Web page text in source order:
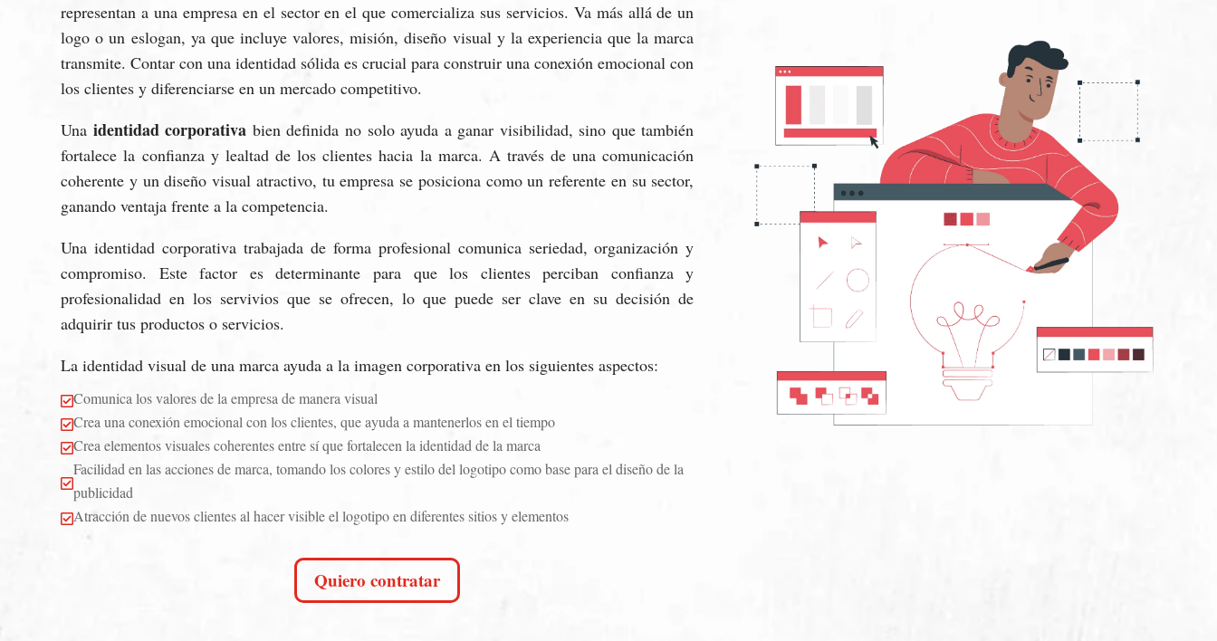
representan a una empresa en el sector en el que comercializa sus servicios. Va más allá de un
logo o un eslogan, ya que incluye valores, misión, diseño visual y la experiencia que la marca
transmite. Contar con una identidad sólida es crucial para construir una conexión emocional con
los clientes y diferenciarse en un mercado competitivo.
Una identidad corporativa bien definida no solo ayuda a ganar visibilidad, sino que también
fortalece la confianza y lealtad de los clientes hacia la marca. A través de una comunicación
coherente y un diseño visual atractivo, tu empresa se posiciona como un referente en su sector,
ganando ventaja frente a la competencia.
Una identidad corporativa trabajada de forma profesional comunica seriedad, organización y
compromiso. Este factor es determinante para que los clientes perciban confianza y
profesionalidad en los servivios que se ofrecen, lo que puede ser clave en su decisión de
adquirir tus productos o servicios.
La identidad visual de una marca ayuda a la imagen corporativa en los siguientes aspectos:
Comunica los valores de la empresa de manera visual
Crea una conexión emocional con los clientes, que ayuda a mantenerlos en el tiempo
Crea elementos visuales coherentes entre sí que fortalecen la identidad de la marca

Facilidad en las acciones de marca, tomando los colores y estilo del logotipo como base para el diseño de la
publicidad
Atracción de nuevos clientes al hacer visible el logotipo en diferentes sitios y elementos
Quiero contratar